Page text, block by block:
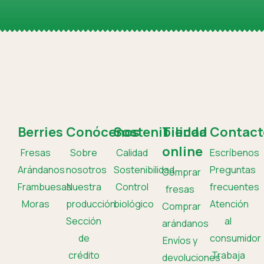
Berries
Fresas
Arándanos
Frambuesas
Moras
Conócenos
Sobre
nosotros
Nuestra
producción
Sección
de
crédito
Sostenibilidad
Calidad
Sostenibilidad
Control
biológico
Tienda
online
Comprar
fresas
Comprar
arándanos
Envíos y
devoluciones
Escríbenos
Preguntas
frecuentes
Atención
al
consumidor
Trabaja